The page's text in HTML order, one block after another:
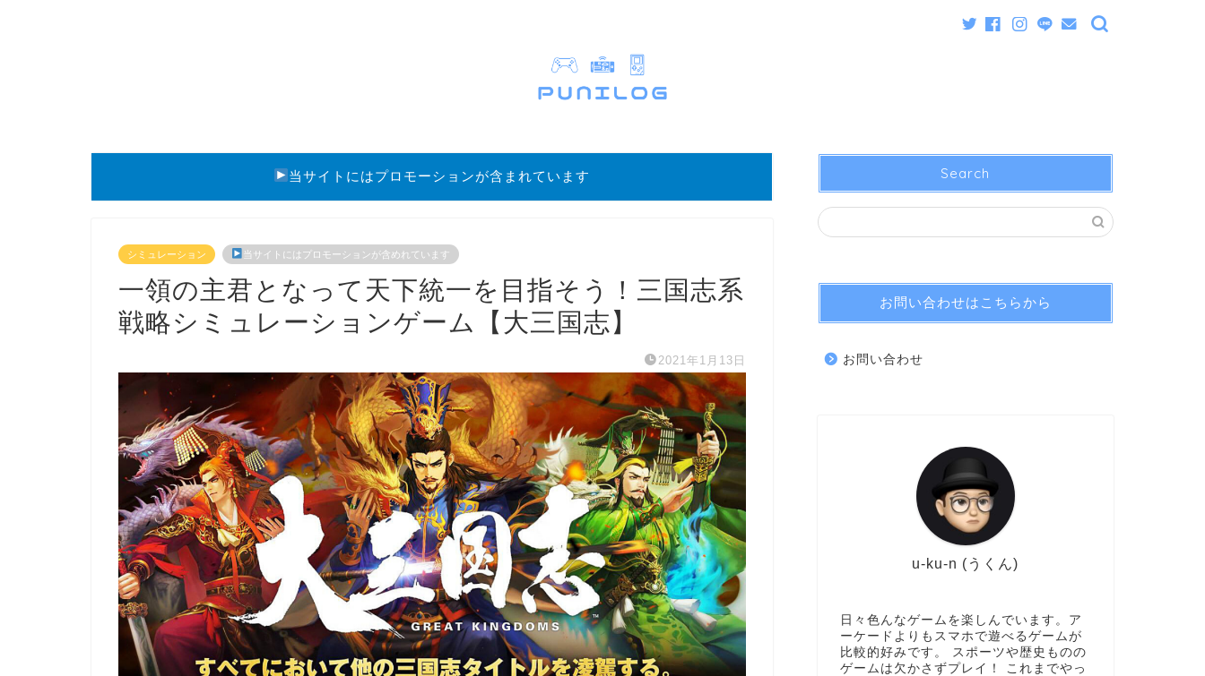
当サイトにはプロモーションが含まれています
シミュレーション 当サイトにはプロモーションが含めれています
一領の主君となって天下統一を目指そう！三国志系
戦略シミュレーションゲーム【大三国志】
2021年1月13日
Search
お問い合わせはこちらから
お問い合わせ
u-ku-n (うくん)
日々色んなゲームを楽しんでいます。ア
ーケードよりもスマホで遊べるゲームが
比較的好みです。 スポーツや歴史ものの
ゲームは欠かさずプレイ！ これまでやっ